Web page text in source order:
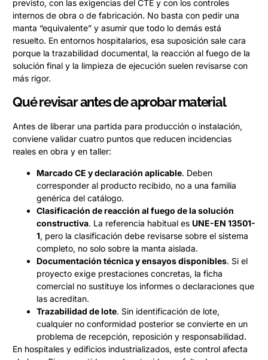
previsto, con las exigencias del CTE y con los controles
internos de obra o de fabricación. No basta con pedir una
manta “equivalente” y asumir que todo lo demás está
resuelto. En entornos hospitalarios, esa suposición sale cara
porque la trazabilidad documental, la reacción al fuego de la
solución final y la limpieza de ejecución suelen revisarse con
más rigor.
Qué revisar antes de aprobar material
Antes de liberar una partida para producción o instalación,
conviene validar cuatro puntos que reducen incidencias
reales en obra y en taller:
Marcado CE y declaración aplicable. Deben
corresponder al producto recibido, no a una familia
genérica del catálogo.
Clasificación de reacción al fuego de la solución
constructiva. La referencia habitual es UNE-EN 13501-
1, pero la clasificación debe revisarse sobre el sistema
completo, no solo sobre la manta aislada.
Documentación técnica y ensayos disponibles. Si el
proyecto exige prestaciones concretas, la ficha
comercial no sustituye los informes o declaraciones que
las acreditan.
Trazabilidad de lote. Sin identificación de lote,
cualquier no conformidad posterior se convierte en un
problema de recepción, reposición y responsabilidad.
En hospitales y edificios industrializados, este control afecta